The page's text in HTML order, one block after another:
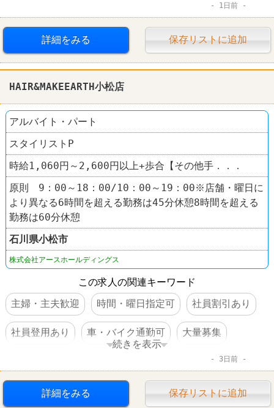
1日前
詳細をみる 保存リストに追加
HAIR&MAKEEARTH小松店
アルバイト・パート
スタイリストP
時給1,060円～2,600円以上+歩合【その他手．．．
原則 9：00～18：00/10：00～19：00※店舗・曜日に
より異なる6時間を超える勤務は45分休憩8時間を超える
勤務は60分休憩
石川県小松市
株式会社アースホールディングス
この求人の関連キーワード
主婦・主夫歓迎
時間・曜日指定可 社員割引あり
社員登用あり 車・バイク通勤可 大量募集
続きを表示
3日前
詳細をみる 保存リストに追加